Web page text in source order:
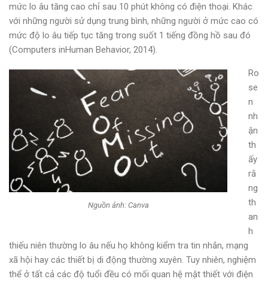
mức lo âu tăng cao chỉ sau 10 phút không có điện thoại. Khác
với những người sử dụng trung bình, những người ở mức cao có
mức độ lo âu tiếp tục tăng trong suốt 1 tiếng đồng hồ sau đó
(Computers inHuman Behavior, 2014).
Nguồn ảnh: Canva
Ro
se
n
nh
ận
th
ấy
rằ
ng
th
an
h
thiếu niên thường lo âu nếu họ không kiểm tra tin nhắn, mạng
xã hội hay các thiết bị di động thường xuyên. Tuy nhiên, nghiệm
thể ở tất cả các độ tuổi đều có mối quan hệ mật thiết với điện